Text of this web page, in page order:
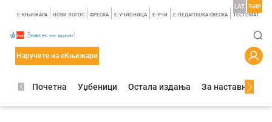
E-КЊИЖАРА НОВИ ЛОГОС ФРЕСКА E-УЧИОНИЦА E-УЧИ Е-ПЕДАГОШКА СВЕСКА TЕСТОМАТ
LAT ЋИР
Наручите на еКњижари
Почетна Уџбеници Остала издања За наставнике